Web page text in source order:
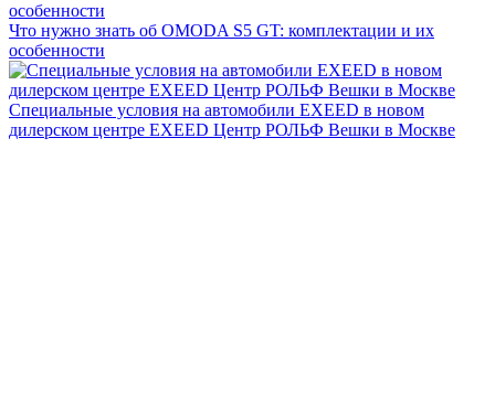
Что нужно знать об OMODA S5 GT: комплектации и их
особенности
Специальные условия на автомобили EXEED в новом
дилерском центре EXEED Центр РОЛЬФ Вешки в Москве